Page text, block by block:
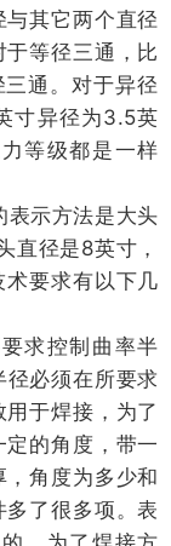
其它两个直径
等径三通，比
通。对于异径
寸异径为3.5英
等级都是一样
表示方法是大头
直径是8英寸，
要求有以下几
求控制曲率半
必须在所要求
于焊接，为了
的角度，带一
角度为多少和
了很多项。表